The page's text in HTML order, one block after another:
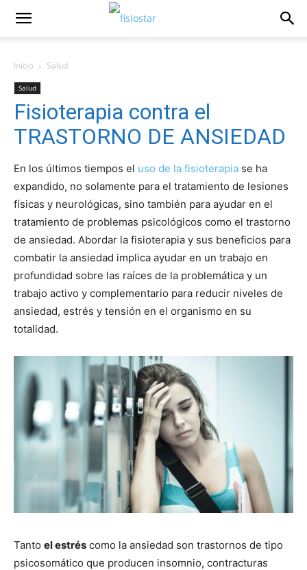
Inicio Salud
Salud
Fisioterapia contra el
TRASTORNO DE ANSIEDAD
En los últimos tiempos el uso de la fisioterapia se ha
expandido, no solamente para el tratamiento de lesiones
físicas y neurológicas, sino también para ayudar en el
tratamiento de problemas psicológicos como el trastorno
de ansiedad. Abordar la fisioterapia y sus beneficios para
combatir la ansiedad implica ayudar en un trabajo en
profundidad sobre las raíces de la problemática y un
trabajo activo y complementario para reducir niveles de
ansiedad, estrés y tensión en el organismo en su
totalidad.
Tanto el estrés como la ansiedad son trastornos de tipo
psicosomático que producen insomnio, contracturas